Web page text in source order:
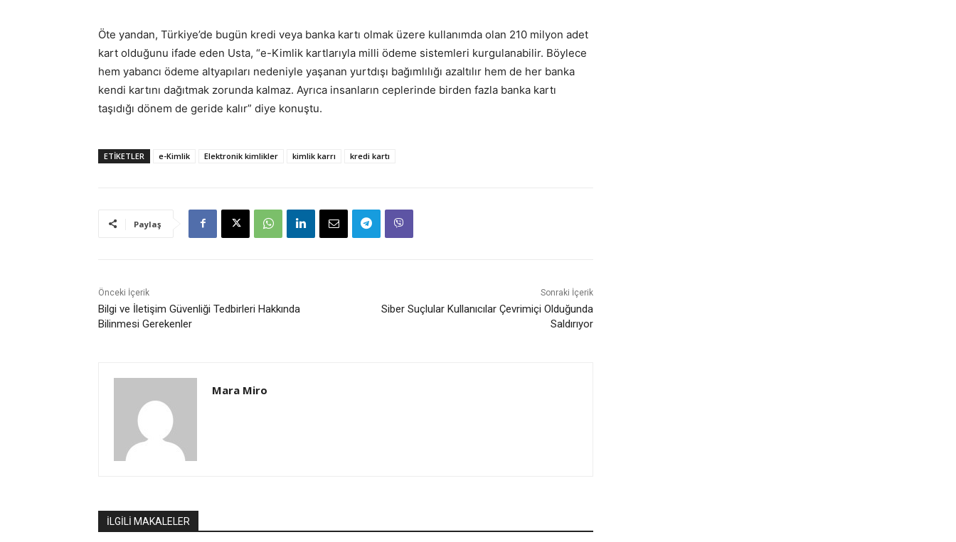
Öte yandan, Türkiye’de bugün kredi veya banka kartı olmak üzere kullanımda olan 210 milyon adet
kart olduğunu ifade eden Usta, “e-Kimlik kartlarıyla milli ödeme sistemleri kurgulanabilir. Böylece
hem yabancı ödeme altyapıları nedeniyle yaşanan yurtdışı bağımlılığı azaltılır hem de her banka
kendi kartını dağıtmak zorunda kalmaz. Ayrıca insanların ceplerinde birden fazla banka kartı
taşıdığı dönem de geride kalır” diye konuştu.
ETİKETLER e-Kimlik Elektronik kimlikler kimlik karrı kredi kartı
Paylaş
Önceki İçerik
Bilgi ve İletişim Güvenliği Tedbirleri Hakkında
Bilinmesi Gerekenler
Sonraki İçerik
Siber Suçlular Kullanıcılar Çevrimiçi Olduğunda
Saldırıyor
Mara Miro
İLGİLİ MAKALELER